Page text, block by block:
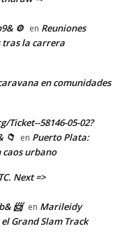
⚙ en Reuniones
tras la carrera
en comunidades
Ticket--58146-05-02?
📁 en Puerto Plata:
urbano
Next =>
📨 en Marileidy
Grand Slam Track